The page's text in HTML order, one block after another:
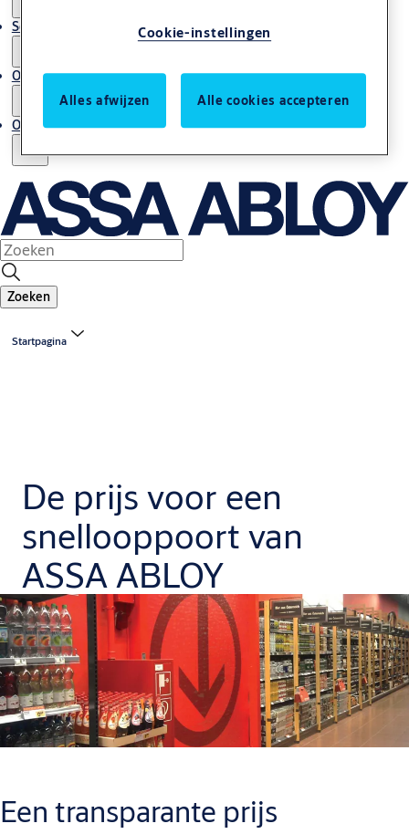
Service en onderhoud
Onze expertise
Over ons
Zoeken
Startpagina
De prijs voor een
snellooppoort van
ASSA ABLOY
Een transparante prijs
Cookie-instellingen
Alles afwijzen Alle cookies accepteren